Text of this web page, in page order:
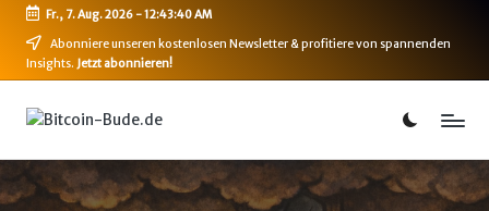
Skip
Fr., 7. Aug. 2026-12:43:41 AM
Abonniere unseren kostenlosen Newsletter & profitiere von spannenden
Insights. Jetzt abonnieren!
B
i
Bitcoin,
DeFi
&